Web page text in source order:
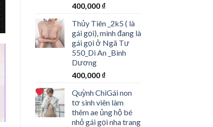
400,000 ₫
Thủy Tiên _2k5 ( là
gái gọi), mình đang là
gái gọi ở Ngã Tư
550_Di An _Bình
Dương
400,000 ₫
Quỳnh ChiGái non
tơ sinh viên làm
thêm ae ủng hộ bé
nhỏ gái gọi nha trang